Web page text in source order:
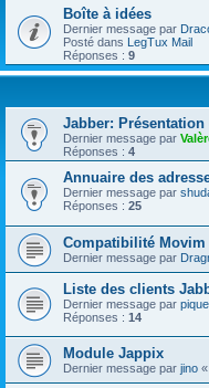
Boîte à idées
Dernier message par
Posté dans LegTux Mail
Réponses : 9
Jabber:
Dernier message par
Réponses : 4
Annuaire des
Dernier message par
Réponses : 25
Compatibilité Movim
Dernier message par
Liste des clients
Dernier message par
Réponses : 14
Module Jappix
Dernier message par jino «